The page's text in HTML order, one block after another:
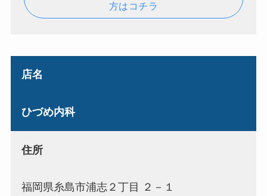
方はコチラ
店名
ひづめ内科
住所
福岡県糸島市浦志２丁目 ２－１